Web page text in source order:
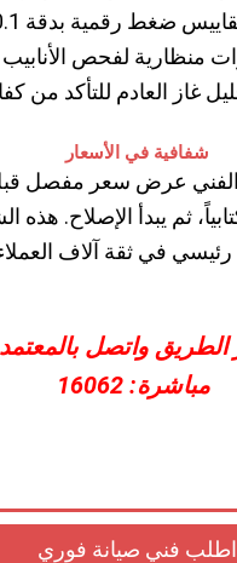
ضغط رقمية بدقة 0.1 بار.
منظارية لفحص الأنابيب
غاز العادم للتأكد من
شفافية في الأسعار
الفني عرض سعر مفصل
ثم يبدأ الإصلاح. هذه
في ثقة آلاف
الطريق واتصل
مباشرة: 16062
اطلب فني صيانة فوري